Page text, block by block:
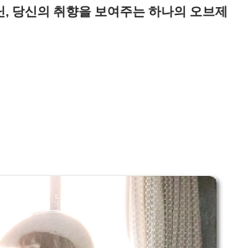
당신의 취향을 보여주는 하나의 오브제